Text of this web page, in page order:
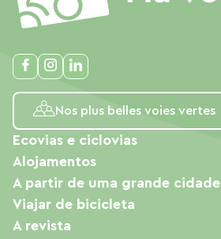
Nos plus belles voies vertes
Ecovias e ciclovias
Alojamentos
A partir de uma grande cidade
Viajar de bicicleta
A revista